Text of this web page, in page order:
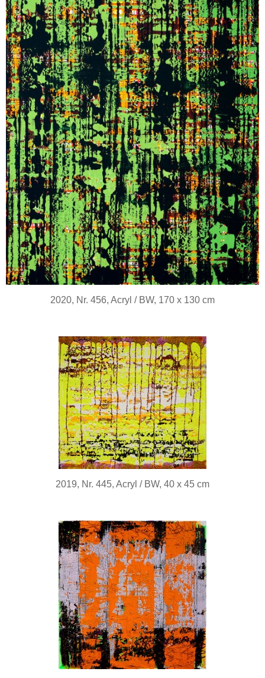
2020, Nr. 456, Acryl / BW, 170 x 130 cm
2019, Nr. 445, Acryl / BW, 40 x 45 cm